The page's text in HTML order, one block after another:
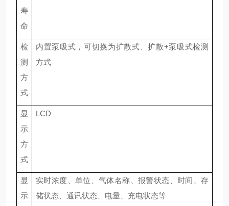
寿
命
检
测
方
式
内置泵吸式 ，可切换为扩散式、扩散+泵吸式检测
方式
显
示
方
式
LCD
显
示
实时浓度、 单位、气体名称、 报警状态 、时间、存
储状态 通讯状态 、电量、充电状态等